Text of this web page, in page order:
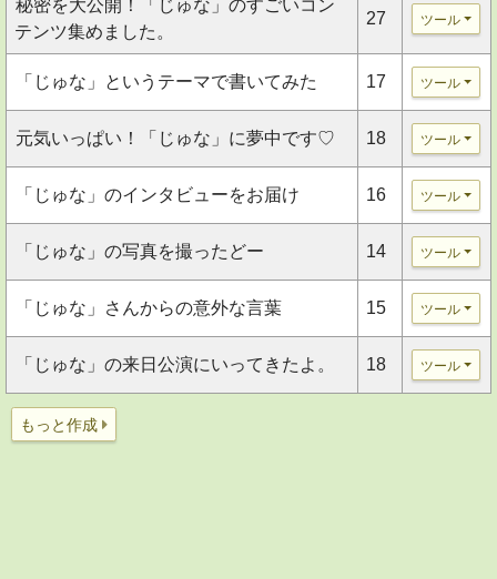
秘密を大公開！「じゅな」のすごいコン
テンツ集めました。
27 ツール
「じゅな」というテーマで書いてみた 17 ツール
元気いっぱい！「じゅな」に夢中です♡ 18 ツール
「じゅな」のインタビューをお届け 16 ツール
「じゅな」の写真を撮ったどー 14 ツール
「じゅな」さんからの意外な言葉 15 ツール
「じゅな」の来日公演にいってきたよ。 18 ツール
もっと作成